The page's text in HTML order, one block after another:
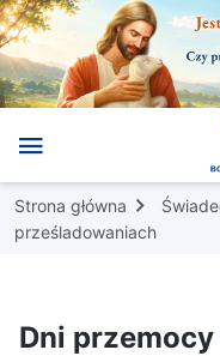
Strona główna
prześladowaniach
Dni